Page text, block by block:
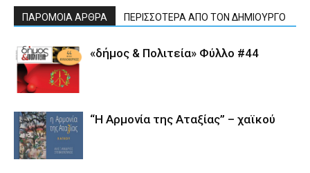
ΠΑΡΟΜΟΙΑ ΑΡΘΡΑ ΠΕΡΙΣΣΟΤΕΡΑ ΑΠΟ ΤΟΝ ΔΗΜΙΟΥΡΓΟ
«δήμος & Πολιτεία» Φύλλο #44
“Η Αρμονία της Αταξίας” – χαϊκού